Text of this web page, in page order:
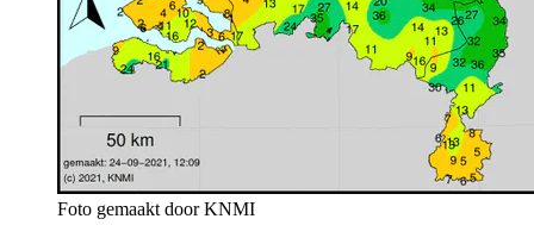
Foto gemaakt door KNMI